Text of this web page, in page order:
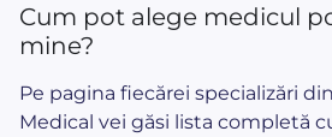
Cum pot alege medicul
mine?
Pe pagina fiecărei specializări
Medical vei găsi lista completă